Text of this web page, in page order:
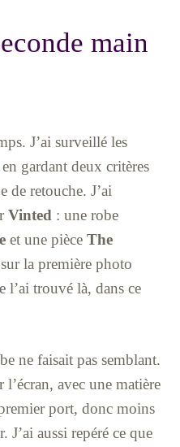
main
J’ai surveillé les
gardant deux critères
de retouche. J’ai
Vinted : une robe
et une pièce The
sur la première photo
l’ai trouvé là, dans ce
ne faisait pas semblant.
avec une matière
port, donc moins
J’ai aussi repéré ce que